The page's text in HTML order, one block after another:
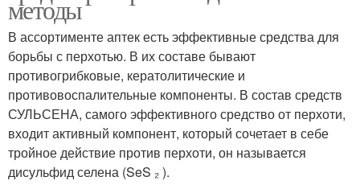
методы
В ассортименте аптек есть эффективные средства для
борьбы с перхотью. В их составе бывают
противогрибковые, кератолитические и
противовоспалительные компоненты. В состав средств
СУЛЬСЕНА, самого эффективного средство от перхоти,
входит активный компонент, который сочетает в себе
тройное действие против перхоти, он называется
дисульфид селена (SeS ₂ ).